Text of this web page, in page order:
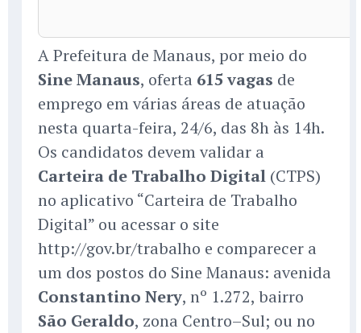
A Prefeitura de Manaus, por meio do
Sine Manaus, oferta 615 vagas de
emprego em várias áreas de atuação
nesta quarta-feira, 24/6, das 8h às 14h.
Os candidatos devem validar a
Carteira de Trabalho Digital (CTPS)
no aplicativo “Carteira de Trabalho
Digital” ou acessar o site
http://gov.br/trabalho e comparecer a
um dos postos do Sine Manaus: avenida
Constantino Nery, nº 1.272, bairro
São Geraldo, zona Centro–Sul; ou no